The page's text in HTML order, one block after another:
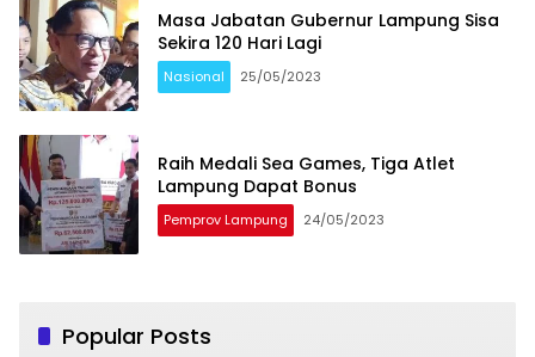
Masa Jabatan Gubernur Lampung Sisa
Sekira 120 Hari Lagi
Nasional 25/05/2023
Raih Medali Sea Games, Tiga Atlet
Lampung Dapat Bonus
Pemprov Lampung 24/05/2023
Popular Posts